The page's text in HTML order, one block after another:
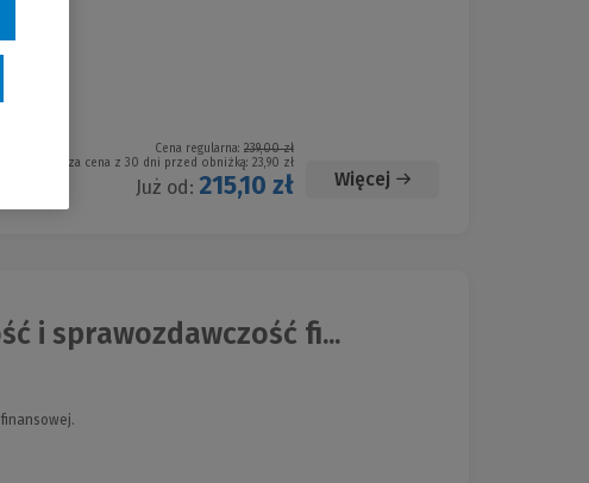
Cena regularna: 239,00 zł
Najniższa cena z 30 dni przed obniżką: 23,90 zł
Już od: 215,10 zł Więcej
i sprawozdawczość fi...